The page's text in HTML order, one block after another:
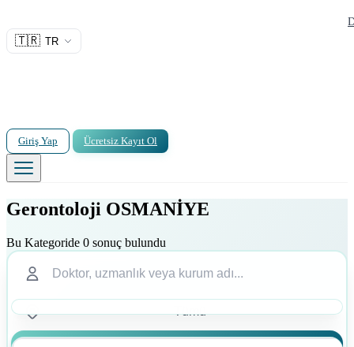
🇹🇷 TR
Giriş Yap Ücretsiz Kayıt Ol
Gerontoloji OSMANİYE
Bu Kategoride 0 sonuç bulundu